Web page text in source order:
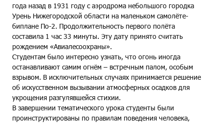
года назад в 1931 году с аэродрома небольшого городка
Урень Нижегородской области на маленьком самолёте-
биплане По-2. Продолжительность первого полёта
составила 1 час 33 минуты. Эту дату принято считать
рождением «Авиалесоохраны».
Студентам было интересно узнать, что огонь иногда
останавливают самим огнём – встречным палом, особым
взрывом. В исключительных случаях принимается решение
об искусственном вызывании атмосферных осадков для
укрощения разгулявшейся стихии.
В завершении тематического урока студенты были
проинструктированы по правилам поведения человека,